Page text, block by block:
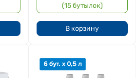
(15 бутылок)
В корзину